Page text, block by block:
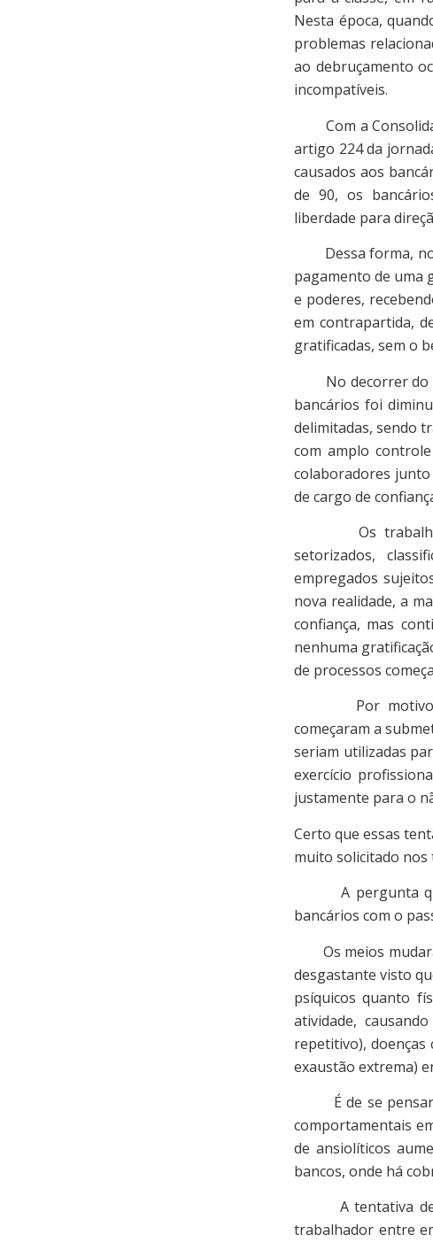
Nesta época,
problemas
ao debruçamento
incompatíveis.
Com a
artigo 224 da
causados aos
de 90, os
liberdade para
Dessa forma, no
pagamento de uma
e poderes,
em contrapartida,
gratificadas, sem o
No decorrer do
bancários foi
delimitadas, sendo
com amplo
colaboradores
de cargo de
Os trabalhos
setorizados,
empregados
nova realidade, a
confiança, mas
nenhuma
de processos
Por motivos
começaram a
seriam utilizadas
exercício
justamente para o
Certo que essas
muito solicitado nos
A pergunta que
bancários com o
Os meios
desgastante visto
psíquicos quanto
atividade,
repetitivo),
exaustão extrema)
É de se pensar
comportamentais
de ansiolíticos
bancos, onde há
A tentativa de
trabalhador entre